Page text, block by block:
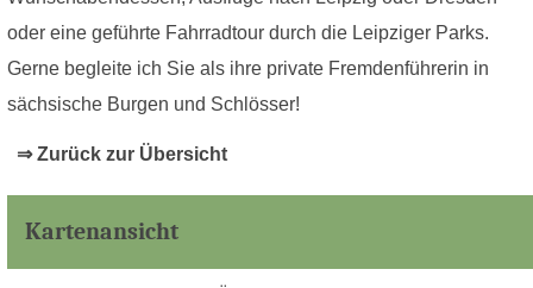
oder eine geführte Fahrradtour durch die Leipziger Parks.
Gerne begleite ich Sie als ihre private Fremdenführerin in
sächsische Burgen und Schlösser!
⇒ Zurück zur Übersicht
Kartenansicht